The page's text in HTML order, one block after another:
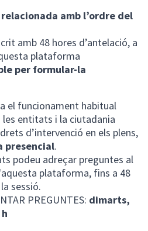
amb l’ordre del
amb 48 hores d’antelació, a
plataforma
per formular-la
el funcionament habitual
les entitats i la ciutadania
d’intervenció en els plens,
presencial.
podeu adreçar preguntes al
plataforma, fins a 48
sessió.
PREGUNTES: dimarts,